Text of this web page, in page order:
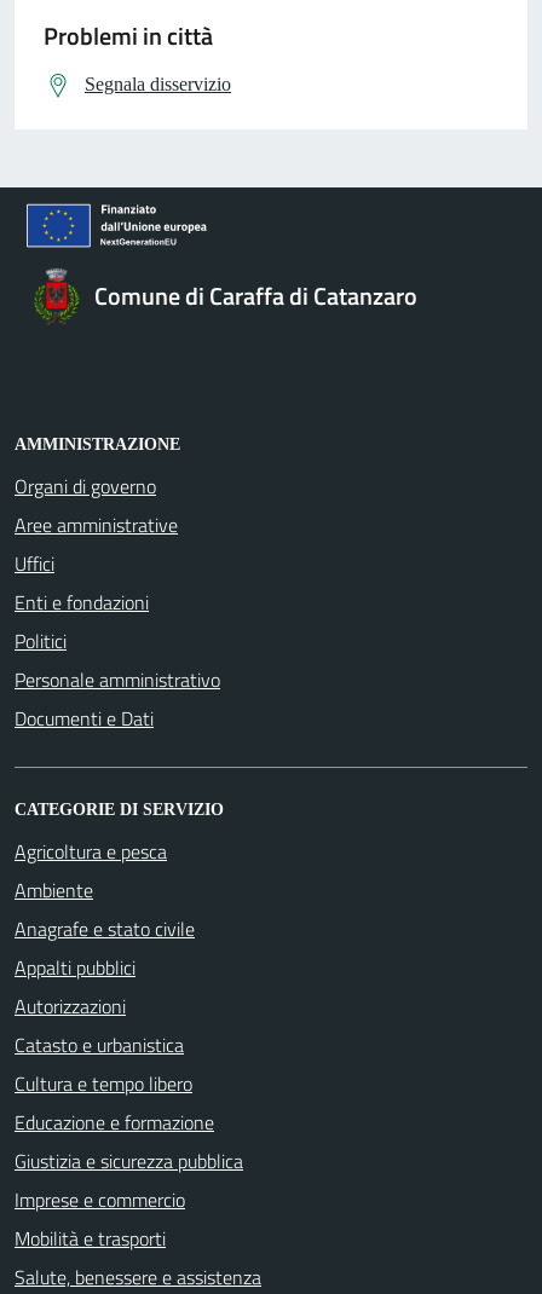
Problemi in città
Segnala disservizio
Comune di Caraffa di Catanzaro
AMMINISTRAZIONE
Organi di governo
Aree amministrative
Uffici
Enti e fondazioni
Politici
Personale amministrativo
Documenti e Dati
CATEGORIE DI SERVIZIO
Agricoltura e pesca
Ambiente
Anagrafe e stato civile
Appalti pubblici
Autorizzazioni
Catasto e urbanistica
Cultura e tempo libero
Educazione e formazione
Giustizia e sicurezza pubblica
Imprese e commercio
Mobilità e trasporti
Salute, benessere e assistenza